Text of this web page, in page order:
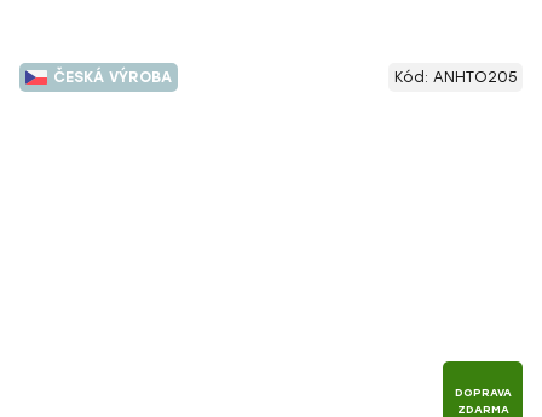
ČESKÁ VÝROBA
DOPRAVA
ZDARMA
Kód: ANHTO205